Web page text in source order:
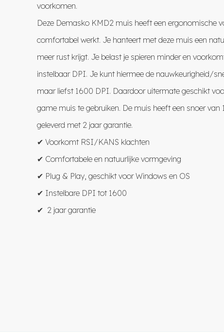
voorkomen.
Deze Demasko KMD2 muis heeft een ergonomische
comfortabel werkt. Je hanteert met deze muis een
meer rust krijgt. Je belast je spieren minder en
instelbaar DPI. Je kunt hiermee de nauwkeurigheid/
maar liefst 1600 DPI. Daardoor uitermate geschikt
game muis te gebruiken. De muis heeft een snoer
geleverd met 2 jaar garantie.
✔ Voorkomt RSI/KANS klachten
✔ Comfortabele en natuurlijke vormgeving
✔ Plug & Play, geschikt voor Windows en OS
✔ Instelbare DPI tot 1600
✔ 2 jaar garantie